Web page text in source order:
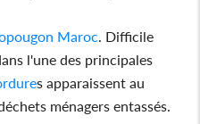
Maroc . Difficile
l'une des principales
s apparaissent au
ménagers entassés.